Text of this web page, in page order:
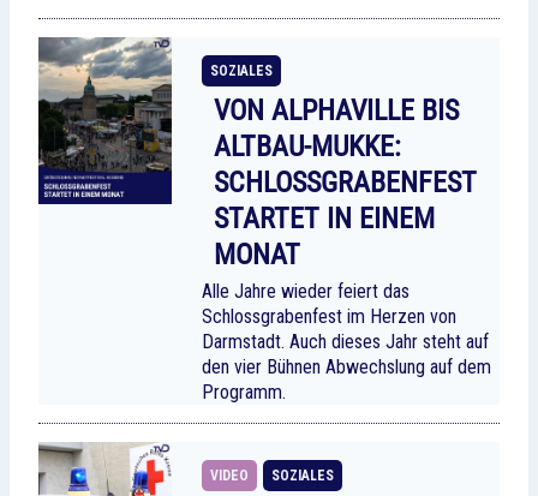
SOZIALES
VON ALPHAVILLE BIS
ALTBAU-MUKKE:
SCHLOSSGRABENFEST
STARTET IN EINEM
MONAT
Alle Jahre wieder feiert das
Schlossgrabenfest im Herzen von
Darmstadt. Auch dieses Jahr steht auf
den vier Bühnen Abwechslung auf dem
Programm.
VIDEO SOZIALES